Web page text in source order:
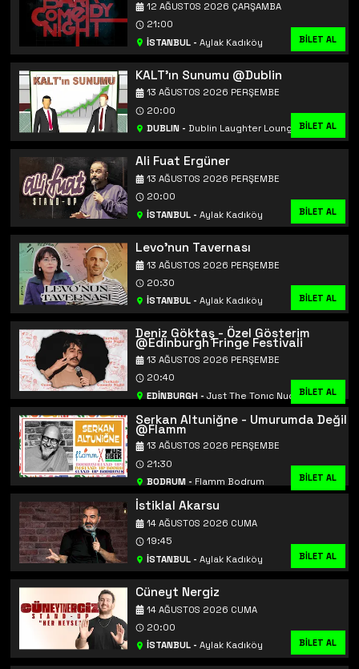
İSTANBUL- Aylak Kadıköy
12 AĞUSTOS 2026 ÇARŞAMBA
21:00
BİLET AL
KALT'ın Sunumu @Dublin
DUBLIN- Dublin Laughter Lounge
13 AĞUSTOS 2026 PERŞEMBE
20:00
BİLET AL
Ali Fuat Ergüner
İSTANBUL- Aylak Kadıköy
13 AĞUSTOS 2026 PERŞEMBE
20:00
BİLET AL
Levo'nun Tavernası
İSTANBUL- Aylak Kadıköy
13 AĞUSTOS 2026 PERŞEMBE
20:30
BİLET AL
Deniz Göktaş - Özel Gösterim
@Edinburgh Fringe Festivali
EDİNBURGH- Just The Tonıc Nucleus
13 AĞUSTOS 2026 PERŞEMBE
20:40
BİLET AL
BİLET AL
Serkan Altuniğne - Umurumda Değil
@Flamm
BODRUM- Flamm Bodrum
13 AĞUSTOS 2026 PERŞEMBE
21:30
BİLET AL
İstiklal Akarsu
İSTANBUL- Aylak Kadıköy
14 AĞUSTOS 2026 CUMA
19:45
BİLET AL
Cüneyt Nergiz
İSTANBUL- Aylak Kadıköy
14 AĞUSTOS 2026 CUMA
20:00
BİLET AL